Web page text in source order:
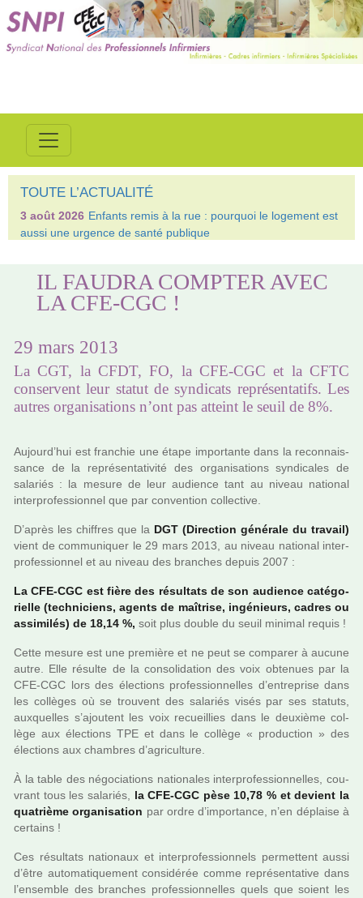
TOUTE L’ACTUALITÉ
3 août 2026 Enfants remis à la rue : pourquoi le logement est
aussi une urgence de santé publique
IL FAUDRA COMPTER AVEC
LA CFE-CGC !
29 mars 2013
La CGT, la CFDT, FO, la CFE-CGC et la CFTC
conservent leur statut de syndicats représentatifs. Les
autres organisations n’ont pas atteint le seuil de 8%.
Aujourd’hui est fran­chie une étape impor­tante dans la reconnais­
sance de la repré­sen­ta­ti­vité des orga­ni­sa­tions syn­di­ca­les de
sala­riés : la mesure de leur audience tant au niveau natio­nal
inter­pro­fes­sion­nel que par conven­tion col­lec­tive.
D’après les chif­fres que la DGT (Direction géné­rale du tra­vail)
vient de com­mu­ni­quer le 29 mars 2013, au niveau natio­nal inter­
pro­fes­sion­nel et au niveau des bran­ches depuis 2007 :
La CFE-CGC est fière des résul­tats de son audience caté­go­
rielle (tech­ni­ciens, agents de maî­trise, ingé­nieurs, cadres ou
assi­mi­lés) de 18,14 %, soit plus double du seuil mini­mal requis !
Cette mesure est une pre­mière et ne peut se com­pa­rer à aucune
autre. Elle résulte de la conso­li­da­tion des voix obte­nues par la
CFE-CGC lors des élections pro­fes­sion­nel­les d’entre­prise dans
les col­lè­ges où se trou­vent des sala­riés visés par ses sta­tuts,
aux­quel­les s’ajou­tent les voix recueillies dans le deuxième col­
lège aux élections TPE et dans le col­lège « pro­duc­tion » des
élections aux cham­bres d’agri­culture.
À la table des négo­cia­tions natio­na­les inter­pro­fes­sion­nel­les, cou­
vrant tous les sala­riés, la CFE-CGC pèse 10,78 % et devient la
qua­trième orga­ni­sa­tion par ordre d’impor­tance, n’en déplaise à
cer­tains !
Ces résul­tats natio­naux et inter­pro­fes­sion­nels per­met­tent aussi
d’être auto­ma­ti­que­ment consi­dé­rée comme repré­sen­ta­tive dans
l’ensem­ble des bran­ches pro­fes­sion­nel­les quels que soient les